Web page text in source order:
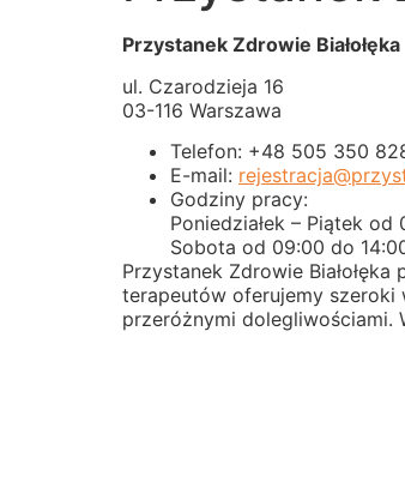
Przystanek Zdrowie Białołęka
ul. Czarodzieja 16
03-116 Warszawa
Telefon: +48 505 350
E-mail:
Godziny pracy:
Poniedziałek – Piątek
Sobota od 09:00 do
Przystanek Zdrowie
terapeutów oferujemy
przeróżnymi dolegliwościami.